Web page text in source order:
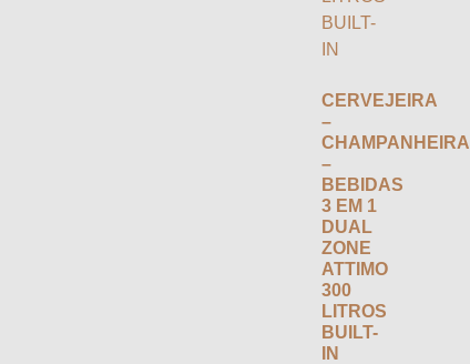
CERVEJEIRA
–
CHAMPANHEIRA
–
BEBIDAS
3 EM 1
DUAL
ZONE
ATTIMO
300
LITROS
BUILT-
IN